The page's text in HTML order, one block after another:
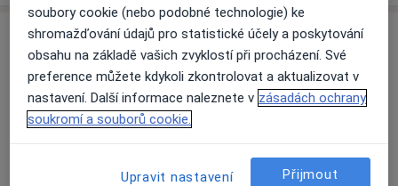
Názory
Přidejte svůj názor
soubory cookie (nebo podobné technologie) ke
shromažďování údajů pro statistické účely a poskytování
obsahu na základě vašich zvyklostí při procházení. Své
preference můžete kdykoli zkontrolovat a aktualizovat v
nastavení. Další informace naleznete v zásadách ochrany
soukromí a souborů cookie.
Upravit nastavení Přijmout